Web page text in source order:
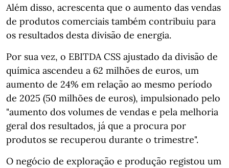
Além disso, acrescenta que o aumento das vendas
de produtos comerciais também contribuiu para
os resultados desta divisão de energia.
Por sua vez, o EBITDA CSS ajustado da divisão de
química ascendeu a 62 milhões de euros, um
aumento de 24% em relação ao mesmo período
de 2025 (50 milhões de euros), impulsionado pelo
"aumento dos volumes de vendas e pela melhoria
geral dos resultados, já que a procura por
produtos se recuperou durante o trimestre".
O negócio de exploração e produção registou um